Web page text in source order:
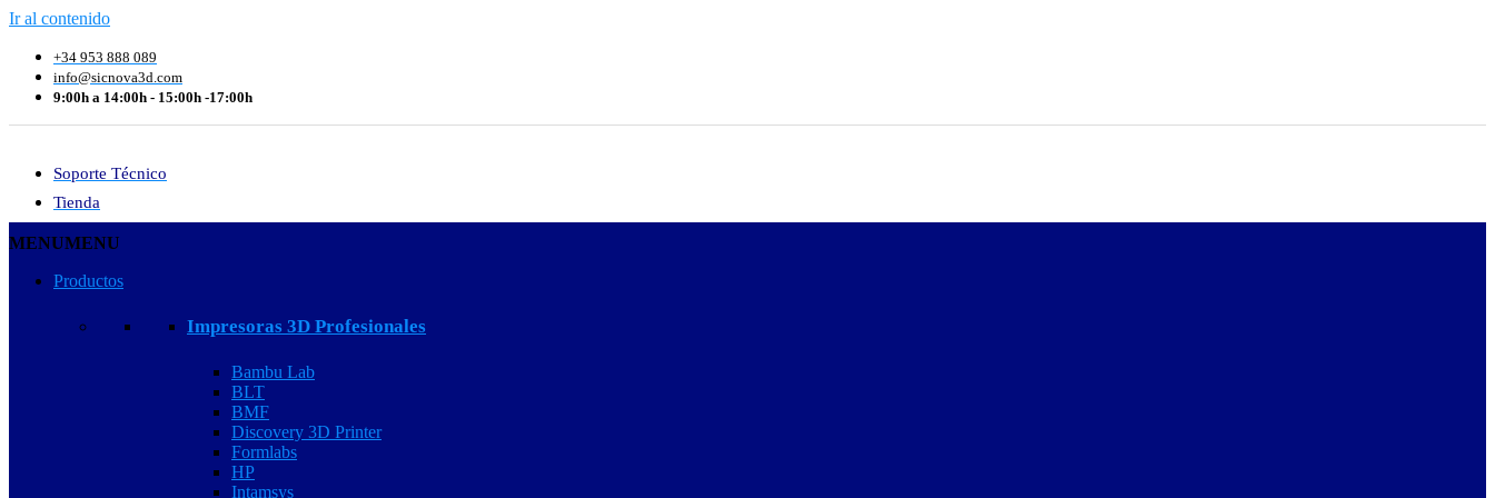
Ir al contenido
+34 953 888 089
info@sicnova3d.com
9:00h a 14:00h - 15:00h -17:00h
Soporte Técnico
Tienda
MENUMENU
Productos
Impresoras 3D Profesionales
Bambu Lab
BLT
BMF
Discovery 3D Printer
Formlabs
HP
Intamsys